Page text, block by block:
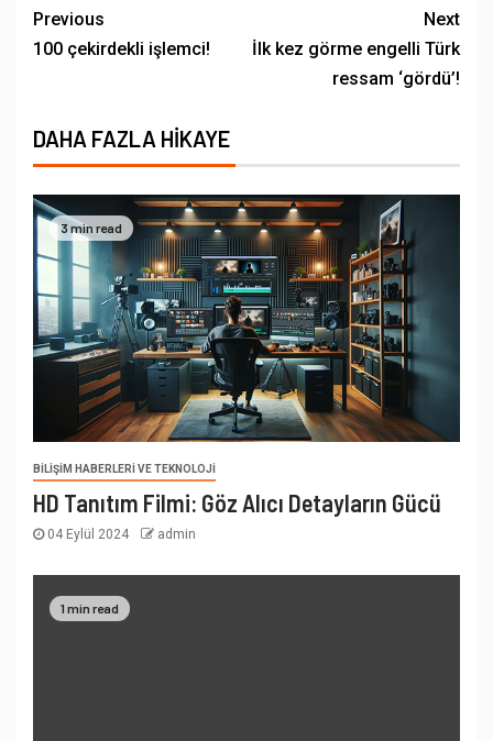
Previous
100 çekirdekli işlemci!
Next
İlk kez görme engelli Türk
ressam ‘gördü’!
DAHA FAZLA HIKAYE
3 min read
BILIŞIM HABERLERI VE TEKNOLOJI
HD Tanıtım Filmi: Göz Alıcı Detayların Gücü
04 Eylül 2024 admin
1 min read